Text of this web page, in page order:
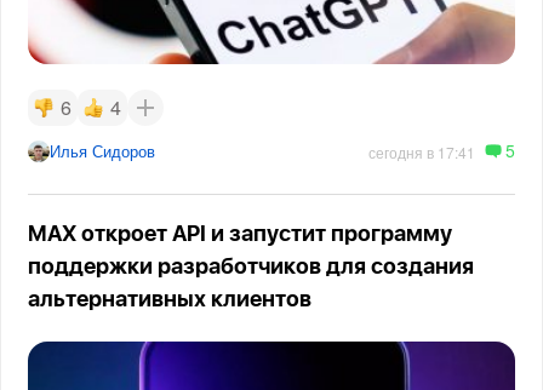
6 4
Илья Сидоров сегодня в 17:41 5
MAX откроет API и запустит программу
поддержки разработчиков для создания
альтернативных клиентов